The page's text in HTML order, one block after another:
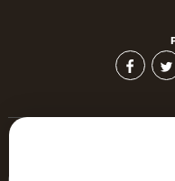
Afin de vous